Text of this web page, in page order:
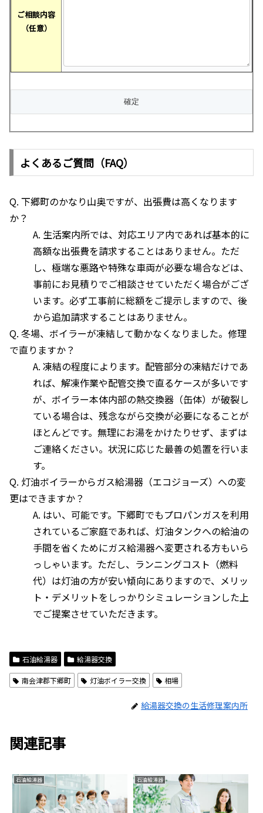
ご相談内容
（任意）
よくあるご質問（FAQ）
Q. 下郷町のかなり山奥ですが、出張費は高くなります
か？
A. 生活案内所では、対応エリア内であれば基本的に
高額な出張費を請求することはありません。ただ
し、極端な悪路や特殊な車両が必要な場合などは、
事前にお見積りでご相談させていただく場合がござ
います。必ず工事前に総額をご提示しますので、後
から追加請求することはありません。
Q. 冬場、ボイラーが凍結して動かなくなりました。修理
で直りますか？
A. 凍結の程度によります。配管部分の凍結だけであ
れば、解凍作業や配管交換で直るケースが多いです
が、ボイラー本体内部の熱交換器（缶体）が破裂し
ている場合は、残念ながら交換が必要になることが
ほとんどです。無理にお湯をかけたりせず、まずは
ご連絡ください。状況に応じた最善の処置を行いま
す。
Q. 灯油ボイラーからガス給湯器（エコジョーズ）への変
更はできますか？
A. はい、可能です。下郷町でもプロパンガスを利用
されているご家庭であれば、灯油タンクへの給油の
手間を省くためにガス給湯器へ変更される方もいら
っしゃいます。ただし、ランニングコスト（燃料
代）は灯油の方が安い傾向にありますので、メリッ
ト・デメリットをしっかりシミュレーションした上
でご提案させていただきます。
石油給湯器 給湯器交換
南会津郡下郷町 灯油ボイラー交換 相場
給湯器交換の生活修理案内所
関連記事
石油給湯器 石油給湯器